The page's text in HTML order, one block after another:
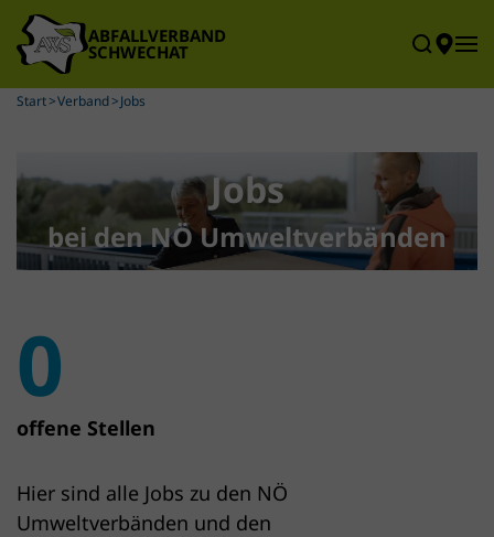
Skip to main content
Start Verband Jobs
Jobs
bei den NÖ Umweltverbänden
0
offene Stellen
Hier sind alle Jobs zu den NÖ
Umweltverbänden und den